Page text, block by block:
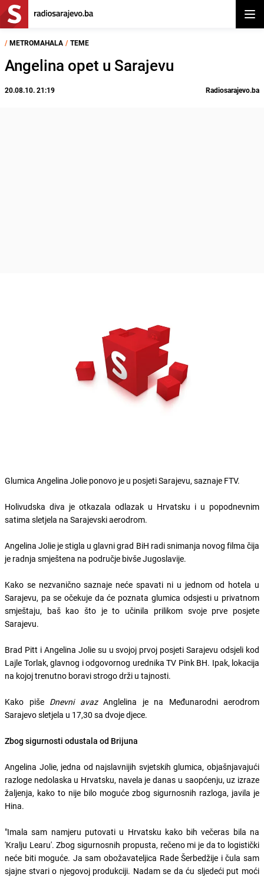
/ METROMAHALA / TEME
Angelina opet u Sarajevu
20.08.10. 21:19 Radiosarajevo.ba
Glumica Angelina Jolie ponovo je u posjeti Sarajevu, saznaje FTV.
Holivudska diva je otkazala odlazak u Hrvatsku i u popodnevnim
satima sletjela na Sarajevski aerodrom.
Angelina Jolie je stigla u glavni grad BiH radi snimanja novog filma čija
je radnja smještena na područje bivše Jugoslavije.
Kako se nezvanično saznaje neće spavati ni u jednom od hotela u
Sarajevu, pa se očekuje da će poznata glumica odsjesti u privatnom
smještaju, baš kao što je to učinila prilikom svoje prve posjete
Sarajevu.
Brad Pitt i Angelina Jolie su u svojoj prvoj posjeti Sarajevu odsjeli kod
Lajle Torlak, glavnog i odgovornog urednika TV Pink BH. Ipak, lokacija
na kojoj trenutno boravi strogo drži u tajnosti.
Kako piše Dnevni avazAnglelina je na Međunarodni aerodrom
Sarajevo sletjela u 17,30 sa dvoje djece.
Zbog sigurnosti odustala od Brijuna
Angelina Jolie, jedna od najslavnijih svjetskih glumica, objašnjavajući
razloge nedolaska u Hrvatsku, navela je danas u saopćenju, uz izraze
žaljenja, kako to nije bilo moguće zbog sigurnosnih razloga, javila je
Hina.
"Imala sam namjeru putovati u Hrvatsku kako bih večeras bila na
'Kralju Learu'. Zbog sigurnosnih propusta, rečeno mi je da to logistički
neće biti moguće. Ja sam obožavateljica Rade Šerbedžije i čula sam
sjajne stvari o njegovoj produkciji. Nadam se da ću sljedeći put moći